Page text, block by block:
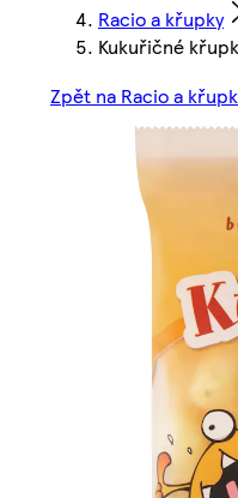
Racio a křupky
Kukuřičné
Zpět na Racio a